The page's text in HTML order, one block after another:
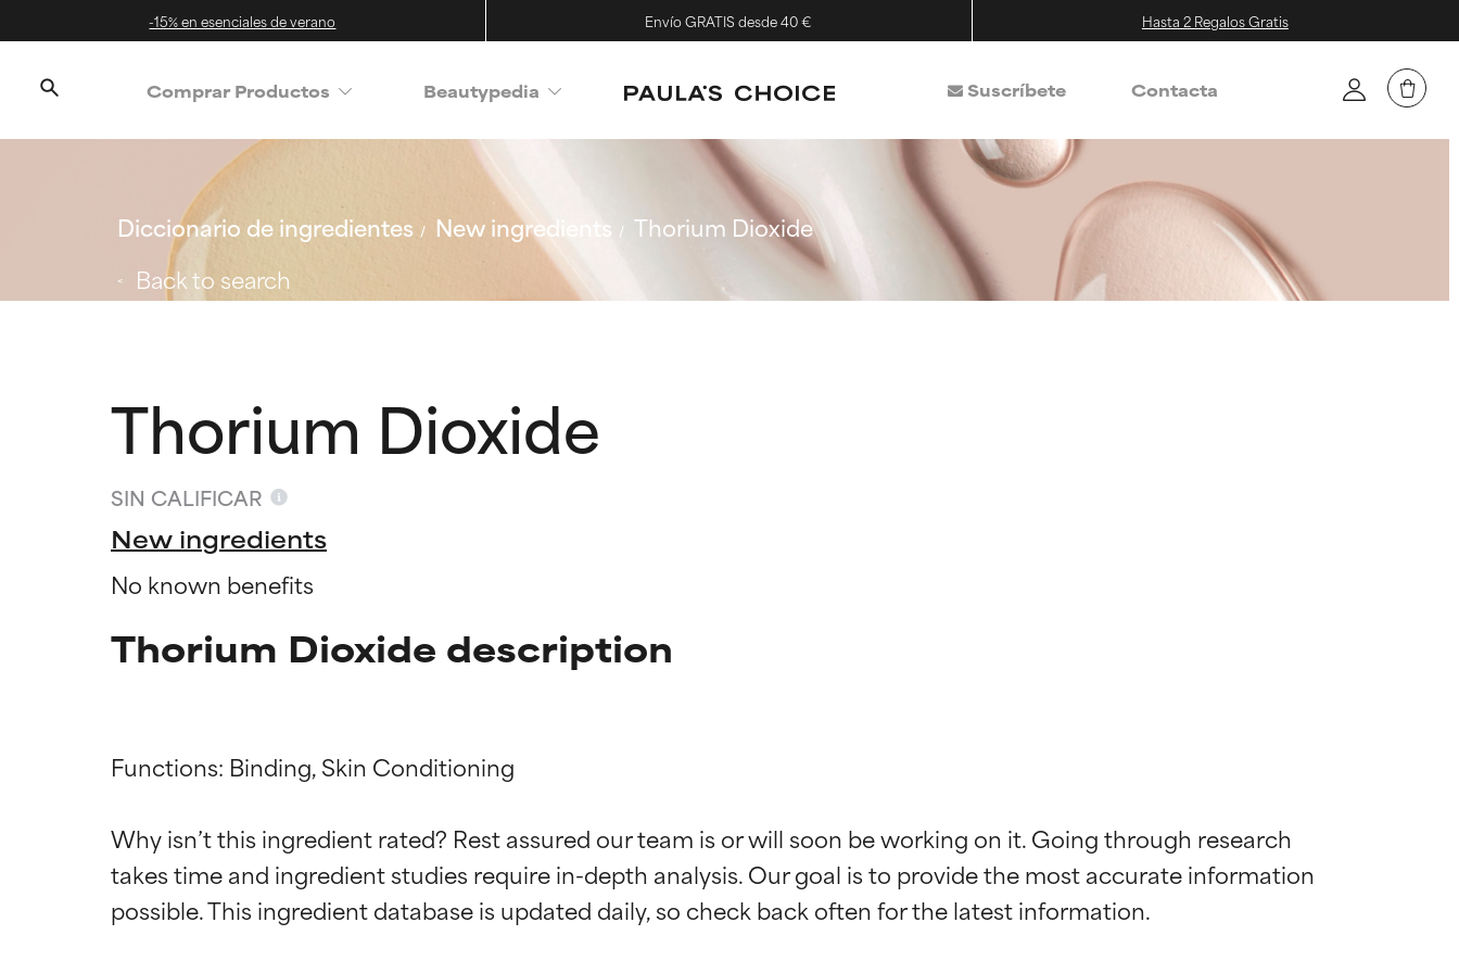
-15% en esenciales de verano Envío GRATIS desde 40 € Hasta 2 Regalos Gratis
Comprar Productos Beautypedia Suscríbete Contacta
Diccionario de ingredientes New ingredients
Thorium Dioxide
Back to search
Thorium Dioxide
SIN CALIFICAR
New ingredients
No known benefits
Thorium Dioxide description
Functions: Binding, Skin Conditioning
Why isn’t this ingredient rated? Rest assured our team is or will soon be working on it. Going through research
takes time and ingredient studies require in-depth analysis. Our goal is to provide the most accurate information
Calificaciones de ingredientes
EXCELENTE
Calificaciones de ingredientes
EXCELENTE